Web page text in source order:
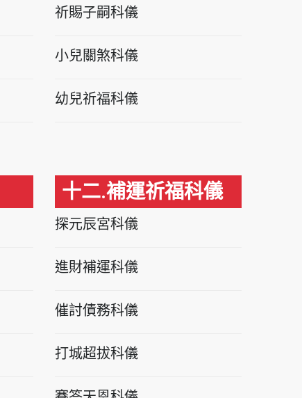
祈賜子嗣科儀
小兒關煞科儀
幼兒祈福科儀
十二.補運祈福科儀
探元辰宮科儀
進財補運科儀
催討債務科儀
打城超拔科儀